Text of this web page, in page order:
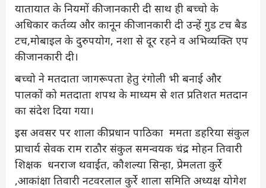
यातायात के नियमों की जानकारी दी साथ ही बच्चो के
अधिकार कर्तव्य और कानून की जानकारी दी उन्हें गुड टच बैड
टच,मोबाइल के दुरुपयोग, नशा से दूर रहने व अभिव्यक्ति एप
की जानकारी दी।
बच्चो ने मतदाता जागरूपता हेतु रंगोली भी बनाई और
पालकों को मतदाता शपथ के माध्यम से शत प्रतिशत मतदान
का संदेश दिया गया।
इस अवसर पर शाला की प्रधान पाठिका ममता डहरिया संकुल
प्राचार्य सेवक राम राठौर संकुल समन्वयक चंद्र मोहन तिवारी
शिक्षक धनराज थवाईत, कौशल्या सिन्हा, प्रेमलता कुर्रे
,आकांक्षा तिवारी नटवरलाल कुर्रे शाला समिति अध्यक्ष योगेश